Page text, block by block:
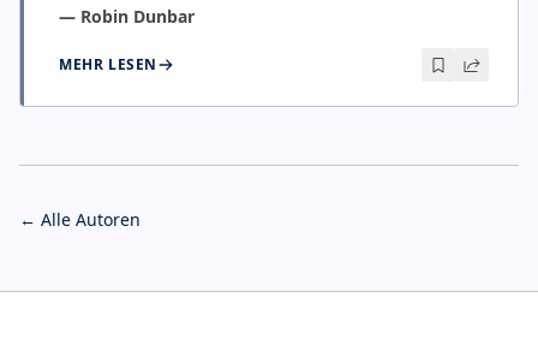
— Robin Dunbar
MEHR LESEN
← Alle Autoren